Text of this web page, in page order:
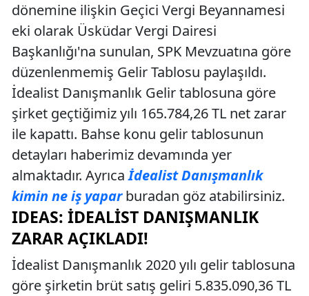
dönemine ilişkin Geçici Vergi Beyannamesi
eki olarak Üsküdar Vergi Dairesi
Başkanlığı'na sunulan, SPK Mevzuatına göre
düzenlenmemiş Gelir Tablosu paylaşıldı.
İdealist Danışmanlık Gelir tablosuna göre
şirket geçtiğimiz yılı 165.784,26 TL net zarar
ile kapattı. Bahse konu gelir tablosunun
detayları haberimiz devamında yer
almaktadır. Ayrıcaİdealist Danışmanlık
kimin ne iş yaparburadan göz atabilirsiniz.
IDEAS: İDEALIST DANIŞMANLIK
ZARAR AÇIKLADI!
İdealist Danışmanlık 2020 yılı gelir tablosuna
göre şirketin brüt satış geliri 5.835.090,36 TL